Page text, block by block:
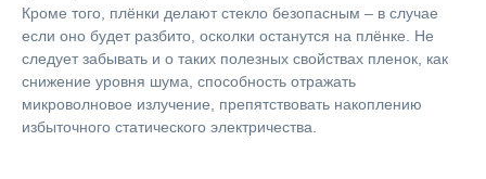
Кроме того, плёнки делают стекло безопасным – в случае
если оно будет разбито, осколки останутся на плёнке. Не
следует забывать и о таких полезных свойствах пленок, как
снижение уровня шума, способность отражать
микроволновое излучение, препятствовать накоплению
избыточного статического электричества.